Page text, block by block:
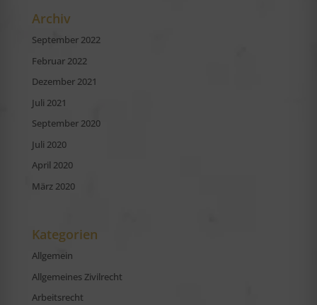
Archiv
September 2022
Februar 2022
Dezember 2021
Juli 2021
September 2020
Juli 2020
April 2020
März 2020
Kategorien
Allgemein
Allgemeines Zivilrecht
Arbeitsrecht